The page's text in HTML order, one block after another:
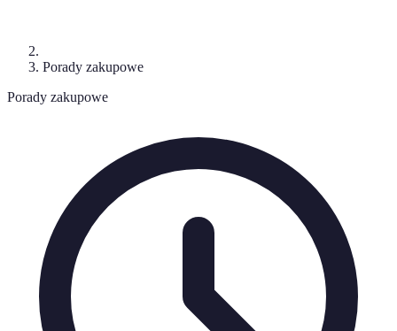
Porady zakupowe
Porady zakupowe